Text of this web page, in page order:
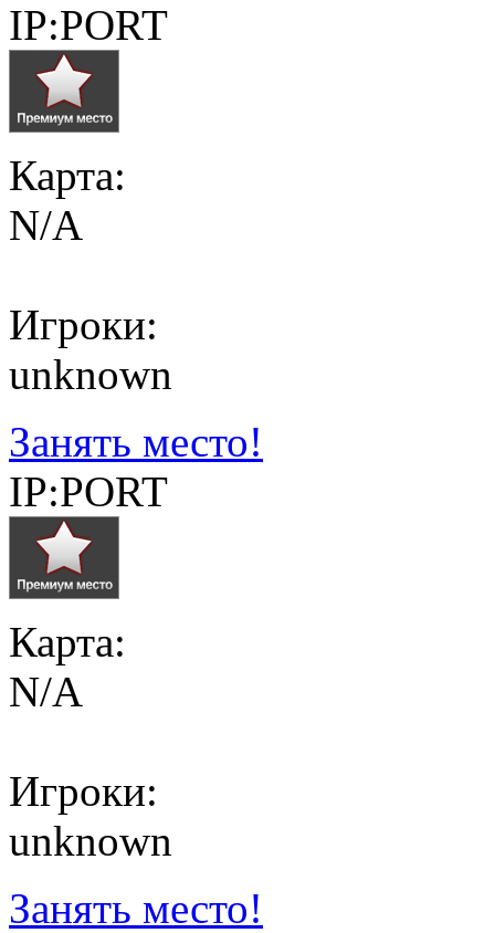
IP:PORT
Карта:
N/A
Игроки:
unknown
Занять место!
IP:PORT
Карта:
N/A
Игроки:
unknown
Занять место!